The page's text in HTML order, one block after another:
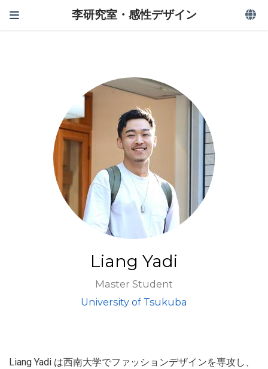
李研究室・感性デザイン
Liang Yadi
Master Student
University of Tsukuba
Liang Yadi は西南大学でファッションデザインを専攻し、